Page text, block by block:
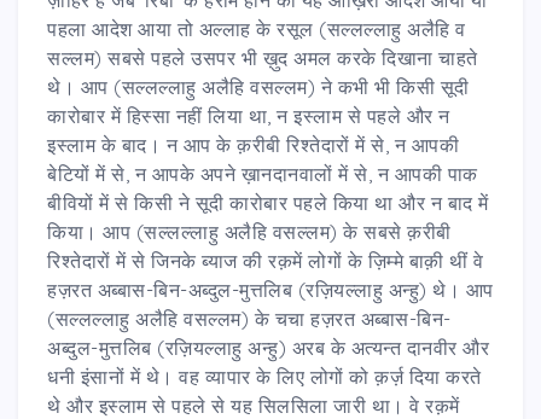
पहला आदेश आया तो अल्लाह के रसूल (सल्लल्लाहु अलैहि व
सल्लम) सबसे पहले उसपर भी ख़ुद अमल करके दिखाना चाहते
थे। आप (सल्लल्लाहु अलैहि वसल्लम) ने कभी भी किसी सूदी
कारोबार में हिस्सा नहीं लिया था, न इस्लाम से पहले और न
इस्लाम के बाद। न आप के क़रीबी रिश्तेदारों में से, न आपकी
बेटियों में से, न आपके अपने ख़ानदानवालों में से, न आपकी पाक
बीवियों में से किसी ने सूदी कारोबार पहले किया था और न बाद में
किया। आप (सल्लल्लाहु अलैहि वसल्लम) के सबसे क़रीबी
रिश्तेदारों में से जिनके ब्याज की रक़में लोगों के ज़िम्मे बाक़ी थीं वे
हज़रत अब्बास-बिन-अब्दुल-मुत्तलिब (रज़ियल्लाहु अन्हु) थे। आप
(सल्लल्लाहु अलैहि वसल्लम) के चचा हज़रत अब्बास-बिन-
अब्दुल-मुत्तलिब (रज़ियल्लाहु अन्हु) अरब के अत्यन्त दानवीर और
धनी इंसानों में थे। वह व्यापार के लिए लोगों को क़र्ज़ दिया करते
थे और इस्लाम से पहले से यह सिलसिला जारी था। वे रक़में